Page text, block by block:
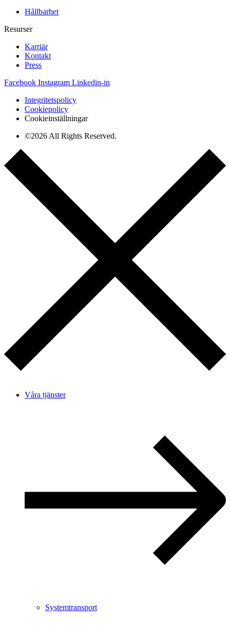
Hållbarhet
Resurser
Karriär
Kontakt
Press
Facebook Instagram Linkedin-in
Integritetspolicy
Cookiepolicy
Cookieinställningar
©2026 All Rights Reserved.
Våra tjänster
Systemtransport